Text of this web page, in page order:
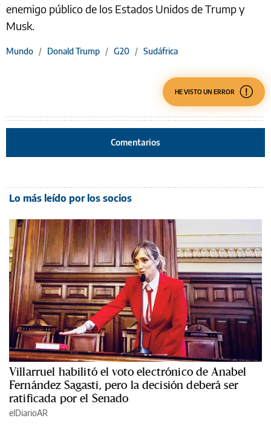
enemigo público de los Estados Unidos de Trump y
Musk.
Mundo / Donald Trump / G20 / Sudáfrica
HE VISTO UN ERROR
Comentarios
Lo más leído por los socios
Villarruel habilitó el voto electrónico de Anabel
Fernández Sagasti, pero la decisión deberá ser
ratificada por el Senado
elDiarioAR